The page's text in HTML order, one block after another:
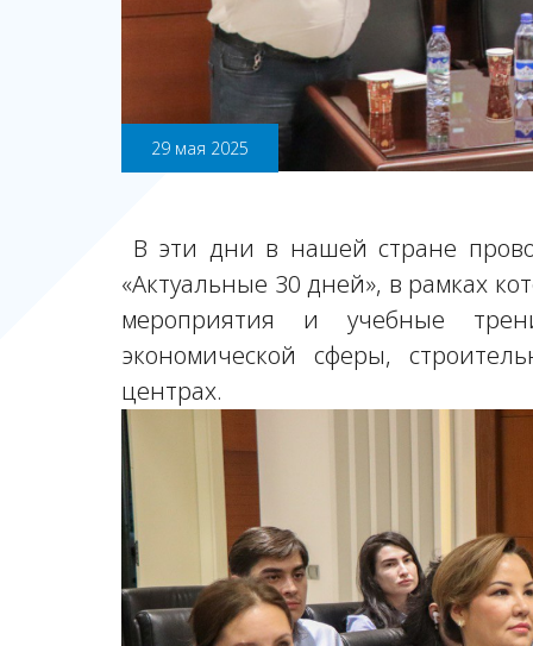
29 мая 2025
В эти дни в нашей стране
«Актуальные 30 дней», в рамках
мероприятия и учебные
экономической сферы,
центрах.